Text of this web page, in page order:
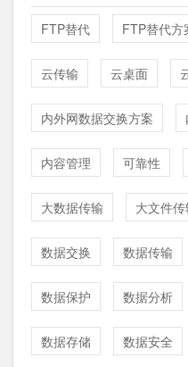
FTP替代 FTP替代方
云传输 云桌面
内外网数据交换方案
内容管理 可靠性
大数据传输 大文件传
数据交换 数据传输
数据保护 数据分析
数据存储 数据安全